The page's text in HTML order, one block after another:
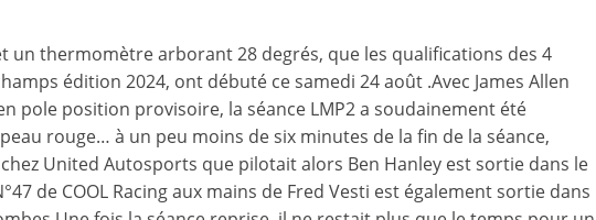
un thermomètre arborant 28 degrés, que les qualifications des 4
édition 2024, ont débuté ce samedi 24 août .Avec James Allen
pole position provisoire, la séance LMP2 a soudainement été
rouge… à un peu moins de six minutes de la fin de la séance,
chez United Autosports que pilotait alors Ben Hanley est sortie dans le
de COOL Racing aux mains de Fred Vesti est également sortie dans